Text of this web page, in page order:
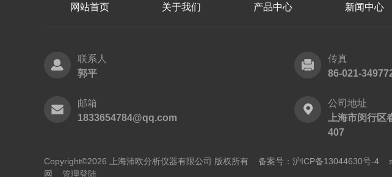
网站首页 关于我们 产品中心 新闻中心
联系人
郭平
传真
86-021-
邮箱
1833654784@qq.com
公司地址
上海市闵行
407
Copyright©2026 上海沛欧分析仪器有限公司 版权所有 备案号：沪ICP备13044630号-4
网
管理登陆